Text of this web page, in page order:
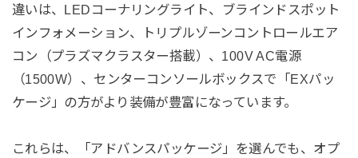
違いは、LEDコーナリングライト、ブラインドスポット
インフォメーション、トリプルゾーンコントロールエア
コン（プラズマクラスター搭載）、100V AC電源
（1500W）、センターコンソールボックスで「EXパッ
ケージ」の方がより装備が豊富になっています。
これらは、「アドバンスパッケージ」を選んでも、オプ